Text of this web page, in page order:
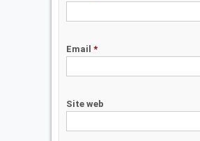
Email *
Site web